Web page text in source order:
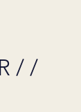
/ /